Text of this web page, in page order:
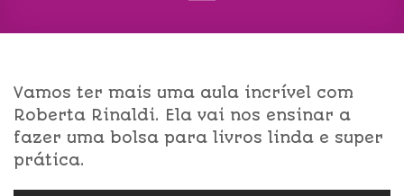
Vamos ter mais uma aula incrível com
Roberta Rinaldi. Ela vai nos ensinar a
fazer uma bolsa para livros linda e super
prática.